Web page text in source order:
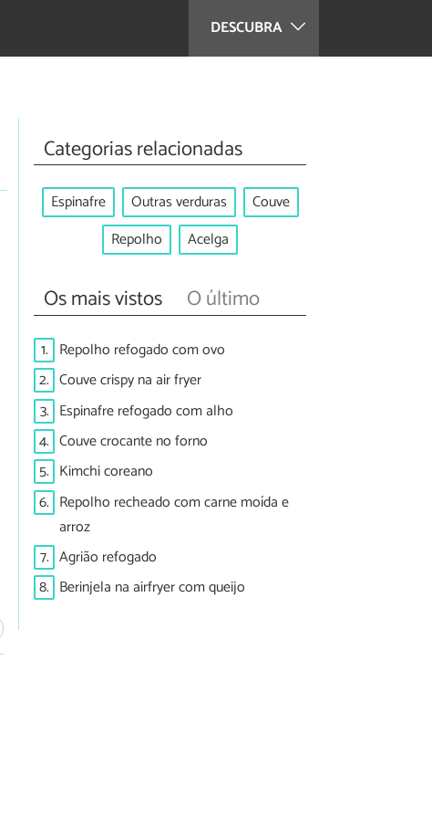
DESCUBRA
Categorias relacionadas
Espinafre Outras verduras
Couve
Repolho
Acelga
Os mais vistos O último
1. Repolho refogado com ovo
2. Couve crispy na air fryer
3. Espinafre refogado com alho
4. Couve crocante no forno
5. Kimchi coreano
6. Repolho recheado com carne moída e
arroz
7. Agrião refogado
8. Berinjela na airfryer com queijo